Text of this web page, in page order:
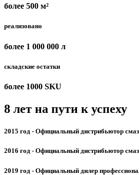
более 500 м²
реализовано
более 1 000 000 л
складские остатки
более 1000 SKU
8 лет на пути к успеху
2015 год - Официальный дистрибьютор
2016 год - Официальный дистрибьютор
2019 год - Официальный дилер